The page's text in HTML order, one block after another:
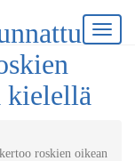
kielellä
roskien oikean